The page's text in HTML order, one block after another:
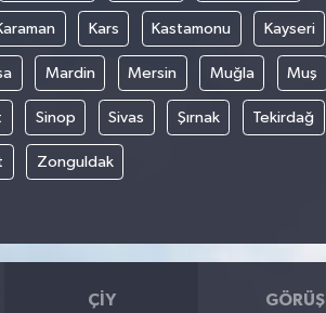
Kars Kastamonu Kayseri
Mardin Mersin Muğla Muş
Sinop Sivas Şırnak Tekirdağ
Zonguldak
ÇIY GÖRÜŞ